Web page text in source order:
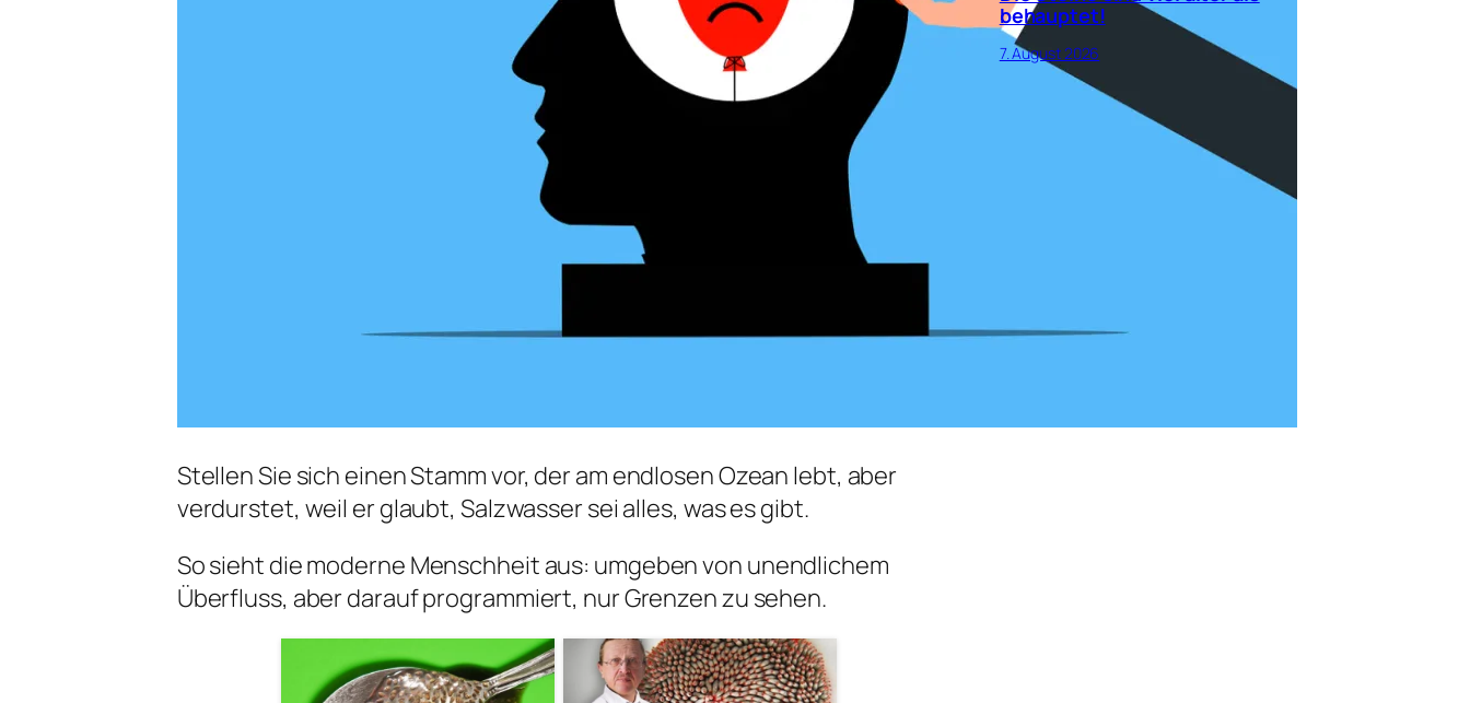
Stellen Sie sich einen Stamm vor, der am endlosen Ozean lebt, aber
verdurstet, weil er glaubt, Salzwasser sei alles, was es gibt.
So sieht die moderne Menschheit aus: umgeben von unendlichem
Überfluss, aber darauf programmiert, nur Grenzen zu sehen.
behauptet!
7. August 2026